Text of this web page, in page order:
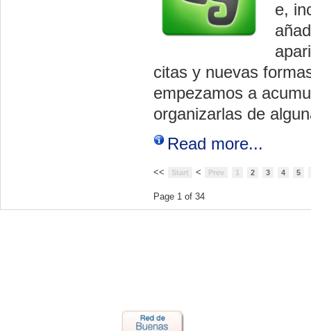
e,
citas y nuevas
empezamos a
organizarlas de
Read more...
<< Start < Prev 1 2 3 4 5
Page 1 of 34